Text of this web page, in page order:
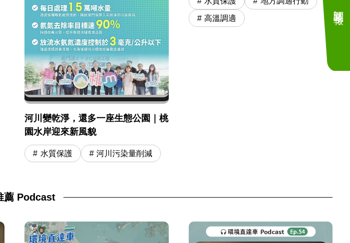
河川變乾淨，還多一座生態公園｜桃
園水岸迎來新風貌
水質保護 河川污染量削減
高溫調適
薦 Podcast